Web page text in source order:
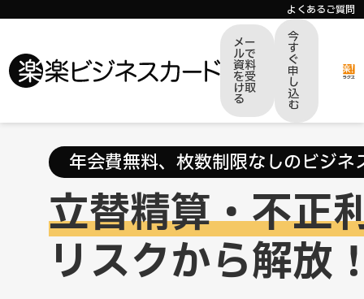
よくあるご質問
メー
ルで
資料
を受
け取
る
今
す
ぐ
申
し
込
む
年会費無料、枚数制限なしのビジネ
立替精算・不正
リスクから解放